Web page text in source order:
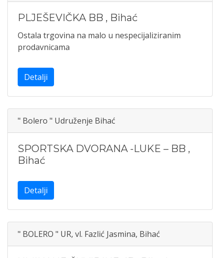
PLJEŠEVIČKA BB , Bihać
Ostala trgovina na malo u nespecijaliziranim
prodavnicama
Detalji
" Bolero " Udruženje Bihać
SPORTSKA DVORANA -LUKE – BB ,
Bihać
Detalji
" BOLERO " UR, vl. Fazlić Jasmina, Bihać